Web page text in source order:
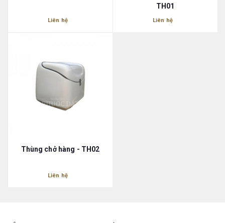
Liên hệ
TH01
Liên hệ
Thùng chở hàng - TH02
Liên hệ